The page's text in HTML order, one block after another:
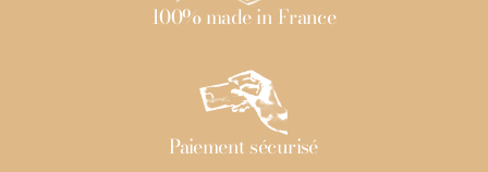
100% made in France
Paiement sécurisé